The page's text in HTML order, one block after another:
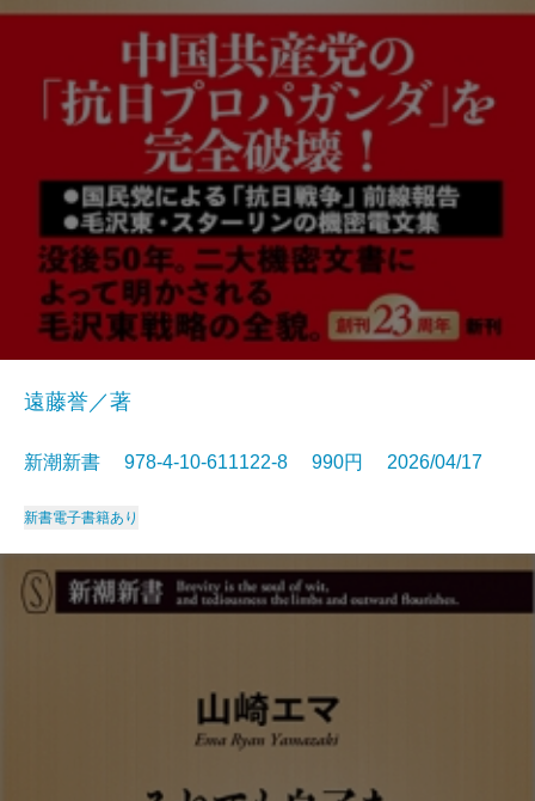
遠藤誉／著
新潮新書 978-4-10-611122-8 990円 2026/04/17
新書電子書籍あり